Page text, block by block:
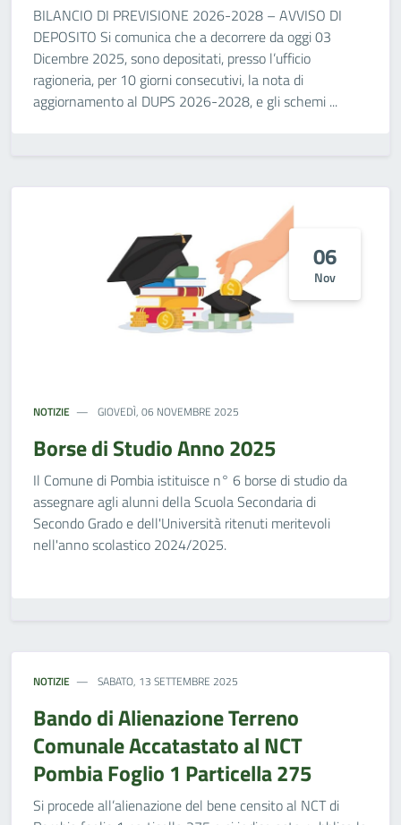
BILANCIO DI PREVISIONE 2026-2028 – AVVISO DI
DEPOSITO Si comunica che a decorrere da oggi 03
Dicembre 2025, sono depositati, presso l’ufficio
ragioneria, per 10 giorni consecutivi, la nota di
aggiornamento al DUPS 2026-2028, e gli schemi ...
06
Nov
NOTIZIE GIOVEDÌ, 06 NOVEMBRE 2025
Borse di Studio Anno 2025
Il Comune di Pombia istituisce n° 6 borse di studio da
assegnare agli alunni della Scuola Secondaria di
Secondo Grado e dell'Università ritenuti meritevoli
nell'anno scolastico 2024/2025.
NOTIZIE SABATO, 13 SETTEMBRE 2025
Bando di Alienazione Terreno
Comunale Accatastato al NCT
Pombia Foglio 1 Particella 275
Si procede all’alienazione del bene censito al NCT di